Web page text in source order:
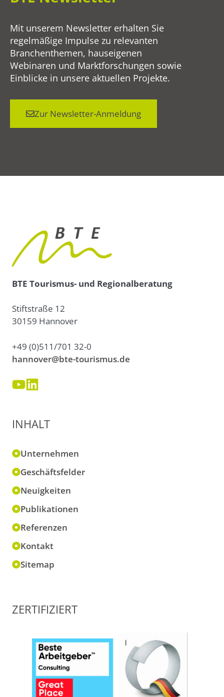
Mit unserem Newsletter erhalten Sie
regelmäßige Impulse zu relevanten
Branchenthemen, hauseigenen
Webinaren und Marktforschungen sowie
Einblicke in unsere aktuellen Projekte.
Zur Newsletter-Anmeldung
BTE Tourismus- und Regionalberatung
Stiftstraße 12
30159 Hannover
+49 (0)511/701 32-0
hannover@bte-tourismus.de
INHALT
Unternehmen
Geschäftsfelder
Neuigkeiten
Publikationen
Referenzen
Kontakt
Sitemap
ZERTIFIZIERT